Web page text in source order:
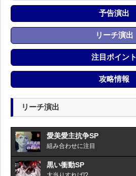
予告演出
リーチ演出
注目ポイント
攻略情報
リーチ演出
愛美愛主抗争SP
組み合わせに注目
黒い衝動SP